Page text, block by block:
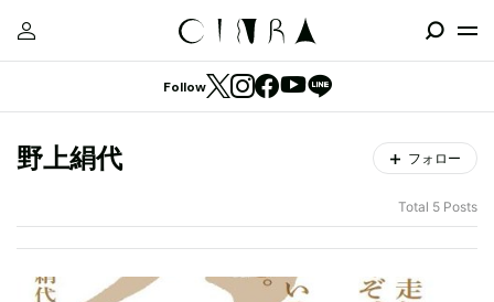
Follow
野上絹代 フォロー
Total 5 Posts